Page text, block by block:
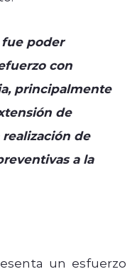
fue poder
con
principalmente
de
de
a la
un esfuerzo